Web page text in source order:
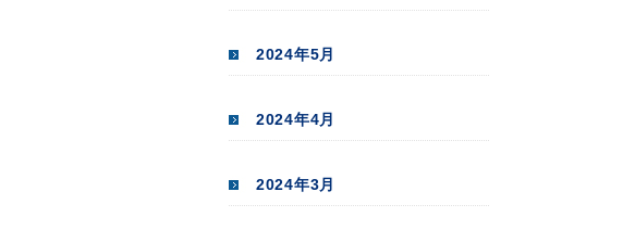
2024年5月
2024年4月
2024年3月